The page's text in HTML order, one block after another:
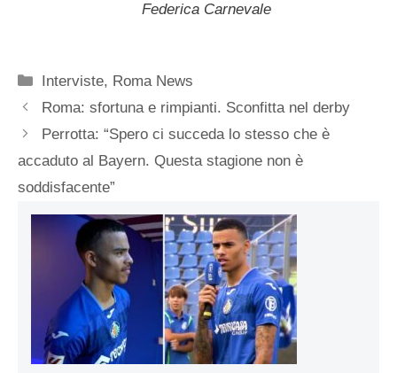
Federica Carnevale
Categorie
Interviste, Roma News
Roma: sfortuna e rimpianti. Sconfitta nel derby
Perrotta: “Spero ci succeda lo stesso che è
accaduto al Bayern. Questa stagione non è
soddisfacente”